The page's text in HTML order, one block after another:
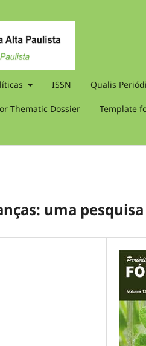
ISSN Qualis
Thematic Dossier Template
uma